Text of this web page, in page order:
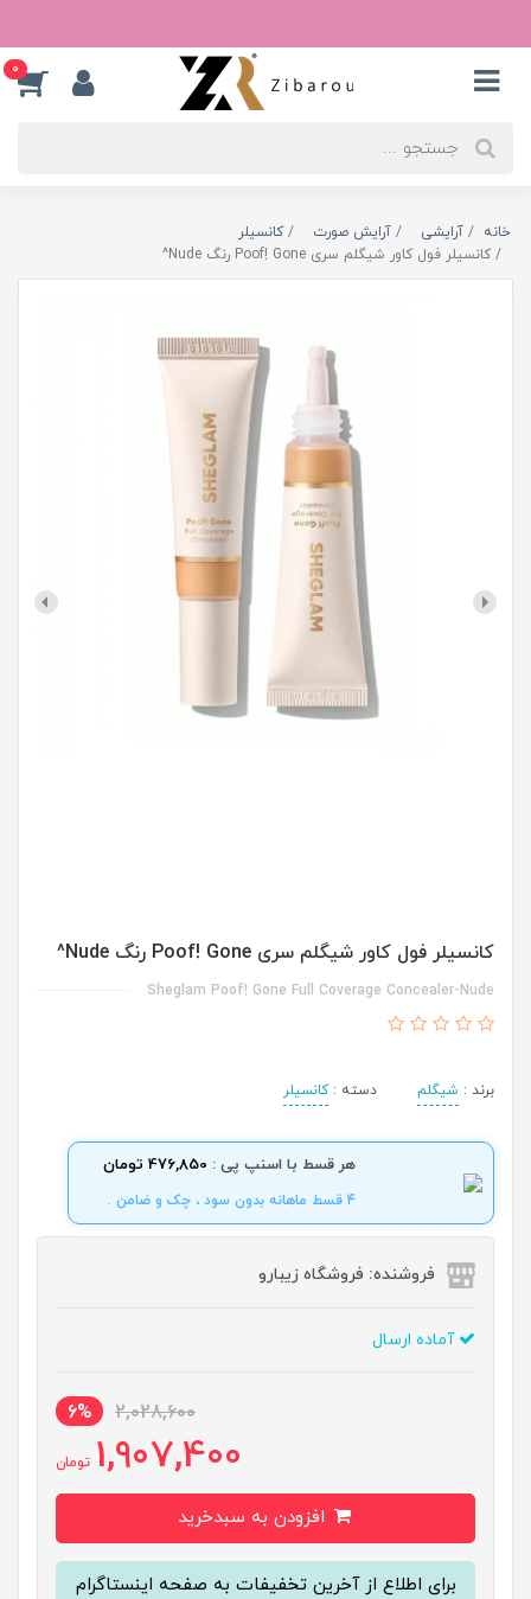
0
خانه آرایشی آرایش صورت
کانسیلر
کانسیلر فول کاور شیگلم سری Poof! Gone رنگ Nude^
کانسیلر فول کاور شیگلم سری Poof! Gone رنگ Nude^
Sheglam Poof! Gone Full Coverage Concealer-Nude
برند : شیگلم دسته :کانسیلر
هر قسط با اسنپ پی : 476,850 تومان
4 قسط ماهانه بدون سود ، چک و ضامن .
فروشنده: فروشگاه زیبارو
آماده ارسال
2,028,600
6%
1,907,400 تومان
برای اطلاع از آخرین تخفیفات به صفحه اینستاگرام